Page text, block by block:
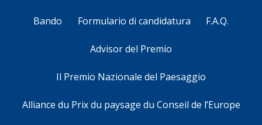
Bando Formulario di candidatura F.A.Q.
Advisor del Premio
Il Premio Nazionale del Paesaggio
Alliance du Prix du paysage du Conseil de l’Europe